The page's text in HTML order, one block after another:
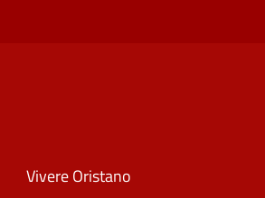
Vivere Oristano